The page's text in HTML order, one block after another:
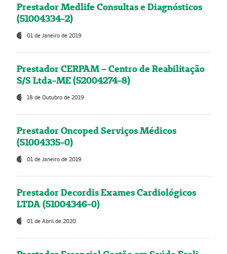
Prestador Medlife Consultas e Diagnósticos
(51004334-2)
01 de Janeiro de 2019
Prestador CERPAM – Centro de Reabilitação
S/S Ltda-ME (52004274-8)
18 de Outubro de 2019
Prestador Oncoped Serviços Médicos
(51004335-0)
01 de Janeiro de 2019
Prestador Decordis Exames Cardiológicos
LTDA (51004346-0)
01 de Abril de 2020